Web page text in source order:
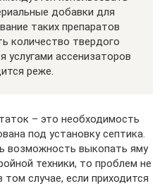
добавки для
таких препаратов
количество твердого
услугами ассенизаторов
реже.
– это необходимость
под установку септика.
возможность выкопать яму
техники, то проблем не
случае, если приходится